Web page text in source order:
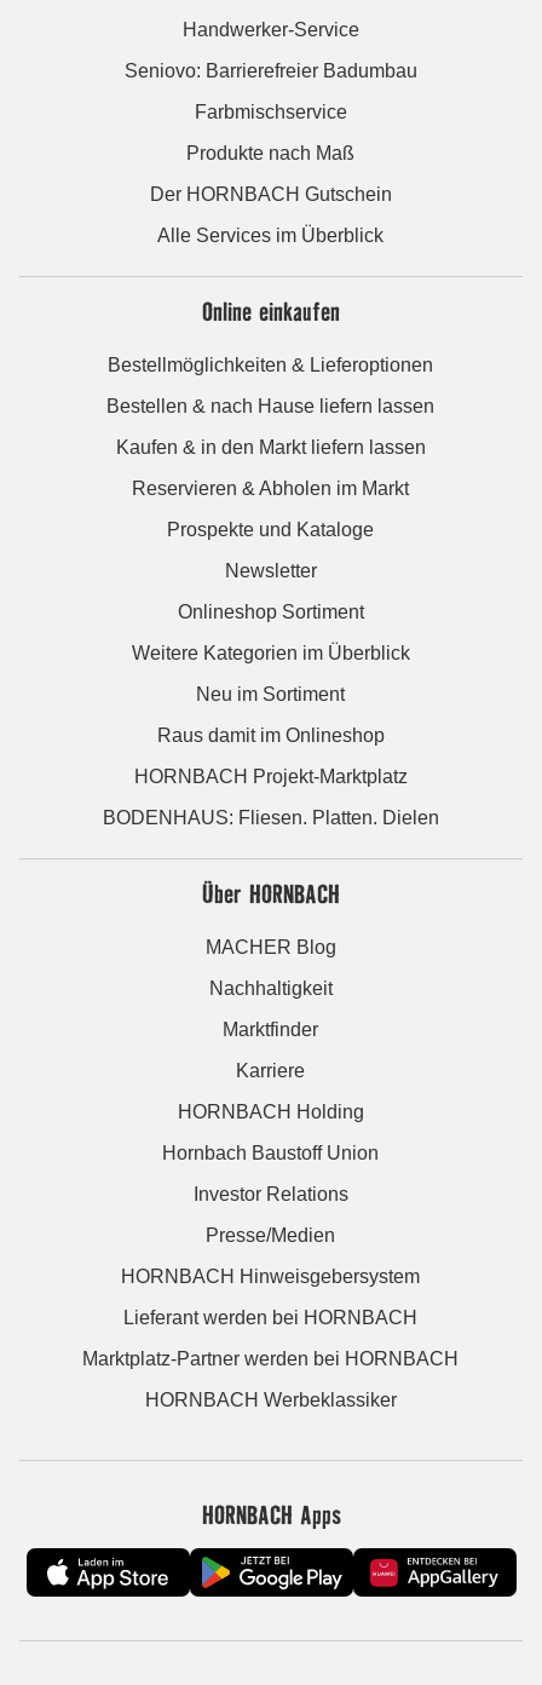
Handwerker-Service
Seniovo: Barrierefreier Badumbau
Farbmischservice
Produkte nach Maß
Der HORNBACH Gutschein
Alle Services im Überblick
Online einkaufen
Bestellmöglichkeiten & Lieferoptionen
Bestellen & nach Hause liefern lassen
Kaufen & in den Markt liefern lassen
Reservieren & Abholen im Markt
Prospekte und Kataloge
Newsletter
Onlineshop Sortiment
Weitere Kategorien im Überblick
Neu im Sortiment
Raus damit im Onlineshop
HORNBACH Projekt-Marktplatz
BODENHAUS: Fliesen. Platten. Dielen
Über HORNBACH
MACHER Blog
Nachhaltigkeit
Marktfinder
Karriere
HORNBACH Holding
Hornbach Baustoff Union
Investor Relations
Presse/Medien
HORNBACH Hinweisgebersystem
Lieferant werden bei HORNBACH
Marktplatz-Partner werden bei HORNBACH
HORNBACH Werbeklassiker
HORNBACH Apps